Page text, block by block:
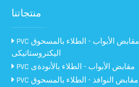
منتجاتنا
PVC مقابض الأبواب - الطلاء بالمسحوق
اليكتروستاتيكى
PVC مقابض الأبواب - الطلاء بالأنودةى
PVC مقابض النوافذ - الطلاء بالمسحوق